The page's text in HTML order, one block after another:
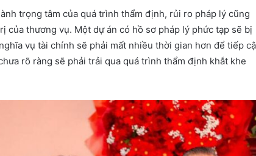
trọng tâm của quá trình thẩm định, rủi ro pháp lý cũng
của thương vụ. Một dự án có hồ sơ pháp lý phức tạp sẽ bị
vụ tài chính sẽ phải mất nhiều thời gian hơn để tiếp
rõ ràng sẽ phải trải qua quá trình thẩm định khắt khe